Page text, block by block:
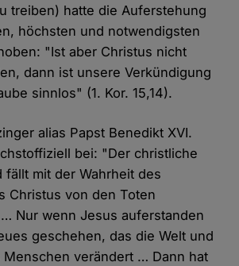
treiben) hatte die Auferstehung
höchsten und notwendigsten
"Ist aber Christus nicht
dann ist unsere Verkündigung
sinnlos" (1. Kor. 15,14).
alias Papst Benedikt XVI.
bei: "Der christliche
fällt mit der Wahrheit des
Christus von den Toten
Nur wenn Jesus auferstanden
geschehen, das die Welt und
Menschen verändert … Dann hat